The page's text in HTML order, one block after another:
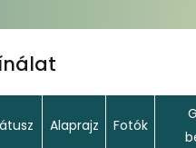
Alaprajz Fotók